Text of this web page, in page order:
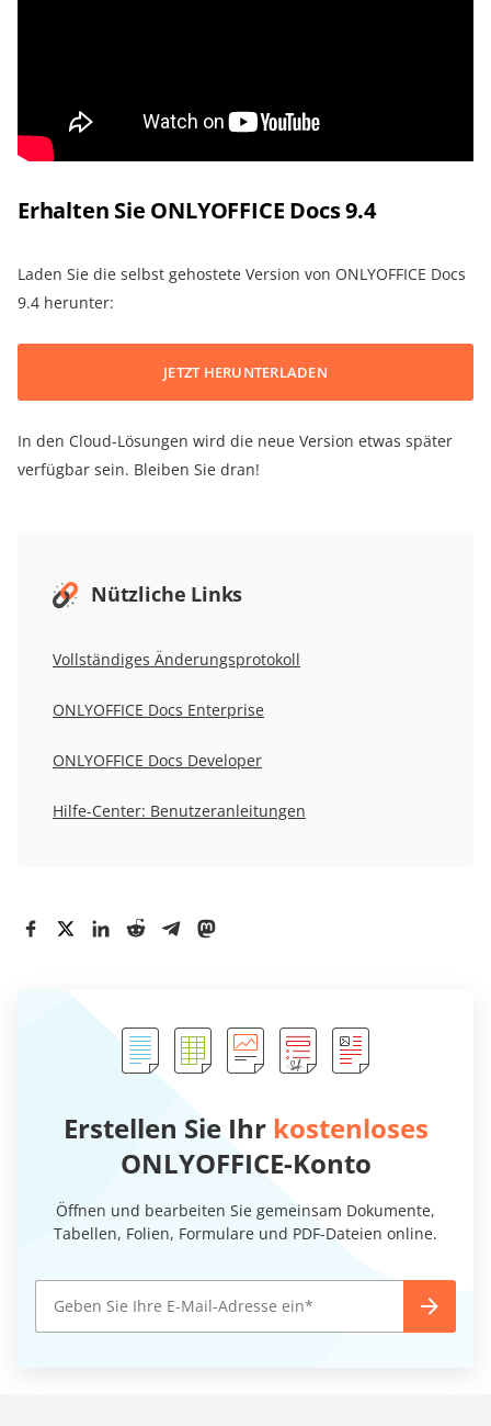
Erhalten Sie ONLYOFFICE Docs 9.4
Laden Sie die selbst gehostete Version von ONLYOFFICE Docs
9.4 herunter:
JETZT HERUNTERLADEN
In den Cloud-Lösungen wird die neue Version etwas später
verfügbar sein. Bleiben Sie dran!
Nützliche Links
Vollständiges Änderungsprotokoll
ONLYOFFICE Docs Enterprise
ONLYOFFICE Docs Developer
Hilfe-Center: Benutzeranleitungen
Erstellen Sie Ihr kostenloses
ONLYOFFICE-Konto
Öffnen und bearbeiten Sie gemeinsam Dokumente,
Tabellen, Folien, Formulare und PDF-Dateien online.